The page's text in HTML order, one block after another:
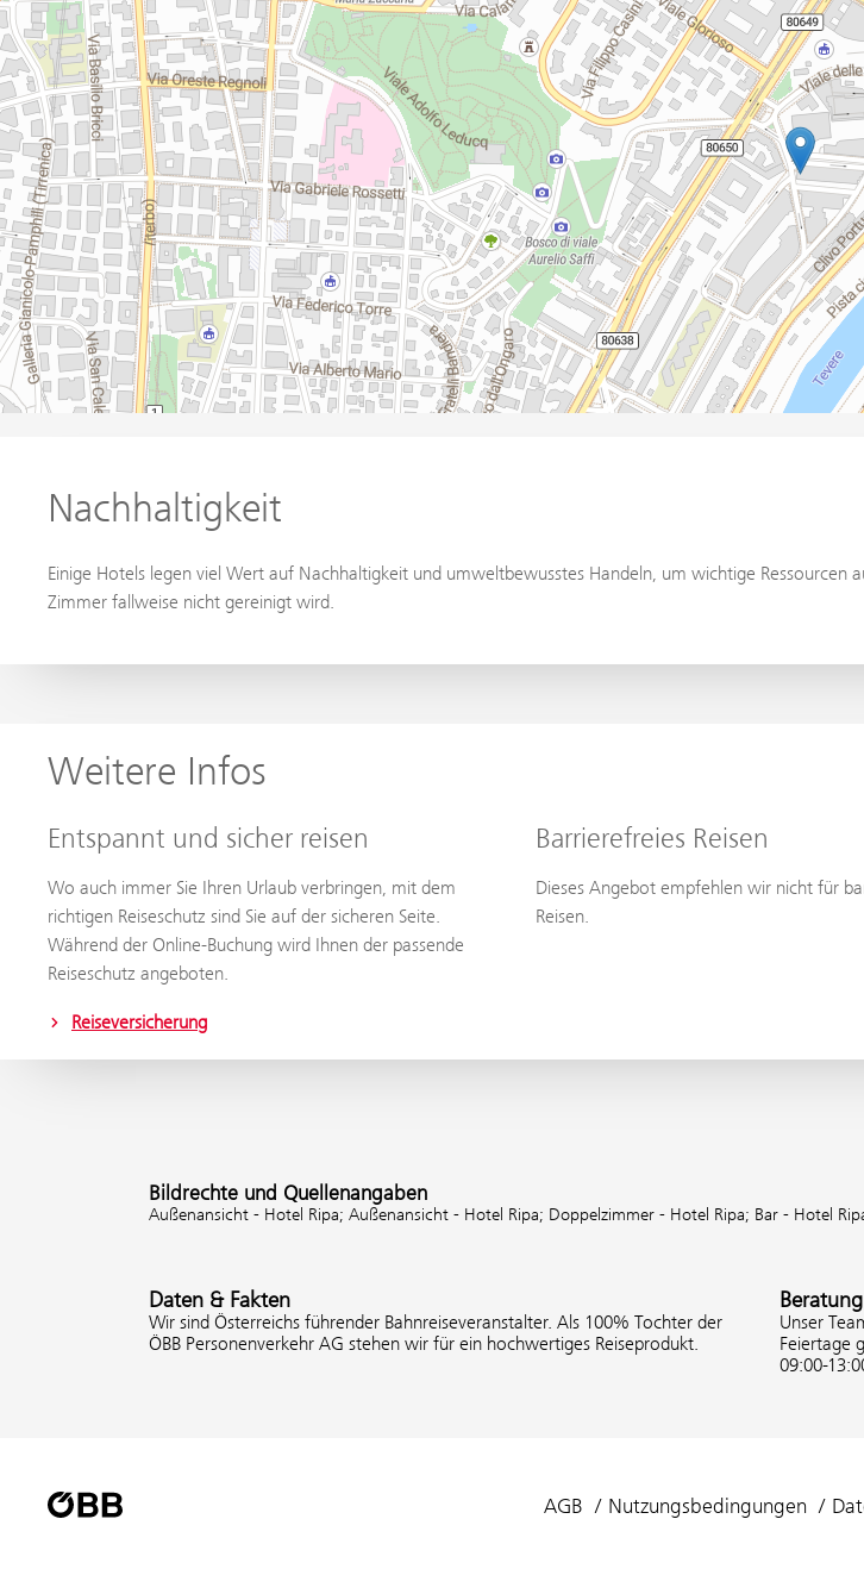
Nachhaltigkeit
Einige Hotels legen viel Wert auf Nachhaltigkeit und umweltbewusstes Handeln, um wichtige
Zimmer fallweise nicht gereinigt wird.
Weitere Infos
Entspannt und sicher reisen
Wo auch immer Sie Ihren Urlaub verbringen, mit dem
richtigen Reiseschutz sind Sie auf der sicheren Seite.
Während der Online-Buchung wird Ihnen der passende
Reiseschutz angeboten.
Reiseversicherung
Barrierefreies Reisen
Dieses Angebot empfehlen wir nicht für
Reisen.
Bildrechte und Quellenangaben
Außenansicht - Hotel Ripa; Außenansicht - Hotel Ripa; Doppelzimmer - Hotel Ripa; Bar - Hotel
Daten & Fakten
Wir sind Österreichs führender Bahnreiseveranstalter. Als 100% Tochter der
ÖBB Personenverkehr AG stehen wir für ein hochwertiges Reiseprodukt.
Unser
Feiertage
09:00-
AGB Nutzungsbedingungen